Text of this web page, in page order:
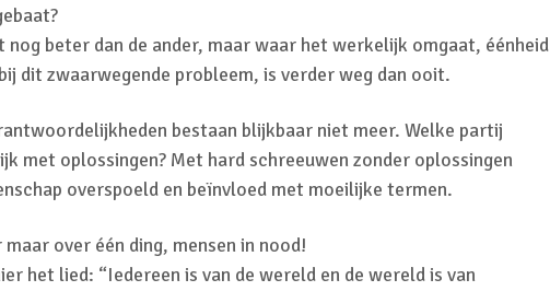
nog beter dan de ander, maar waar het werkelijk omgaat, éénheid
dit zwaarwegende probleem, is verder weg dan ooit.
bestaan blijkbaar niet meer. Welke partij
met oplossingen? Met hard schreeuwen zonder oplossingen
overspoeld en beïnvloed met moeilijke termen.
over één ding, mensen in nood!
het lied: “Iedereen is van de wereld en de wereld is van